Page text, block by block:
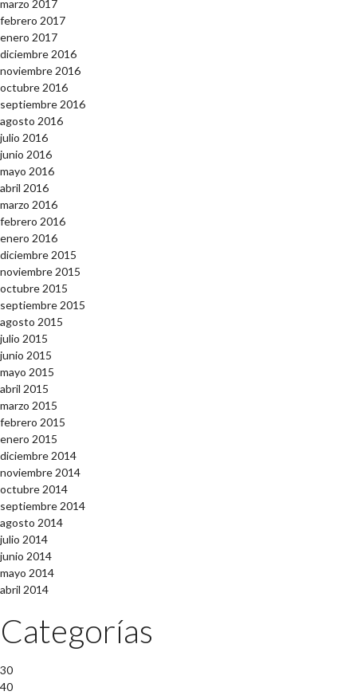
marzo 2017
febrero 2017
enero 2017
diciembre 2016
noviembre 2016
octubre 2016
septiembre 2016
agosto 2016
julio 2016
junio 2016
mayo 2016
abril 2016
marzo 2016
febrero 2016
enero 2016
diciembre 2015
noviembre 2015
octubre 2015
septiembre 2015
agosto 2015
julio 2015
junio 2015
mayo 2015
abril 2015
marzo 2015
febrero 2015
enero 2015
diciembre 2014
noviembre 2014
octubre 2014
septiembre 2014
agosto 2014
julio 2014
junio 2014
mayo 2014
abril 2014
Categorías
30
40